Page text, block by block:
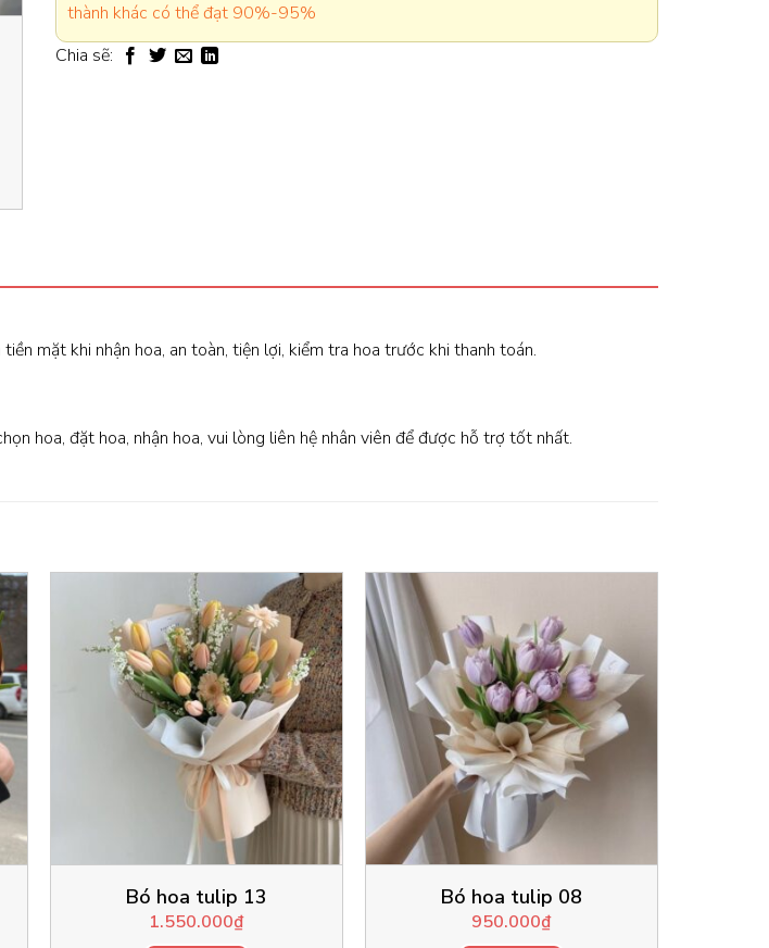
thành khác có thể đạt 90%-95%
Chia sẽ:
mặt khi nhận hoa, an toàn, tiện lợi, kiểm tra hoa trước khi thanh toán.
hoa, đặt hoa, nhận hoa, vui lòng liên hệ nhân viên để được hỗ trợ tốt nhất.
Bó hoa tulip 13
1.550.000₫
Bó hoa tulip 08
950.000₫